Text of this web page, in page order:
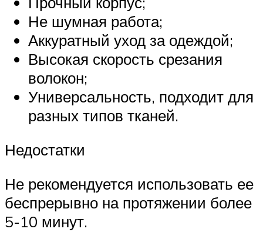
Не шумная работа;
Аккуратный уход за одеждой;
Высокая скорость срезания
волокон;
Универсальность, подходит для
разных типов тканей.
Недостатки
Не рекомендуется использовать ее
беспрерывно на протяжении более
5-10 минут.